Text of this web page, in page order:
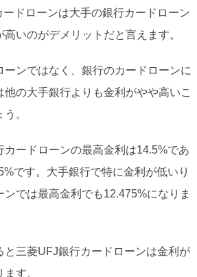
ドローンは大手の銀行カードローン
いのがデメリットだと言えます。
ンではなく、銀行のカードローンに
の大手銀行よりも金利がやや高いこ
。
カードローンの最高金利は14.5%であ
です。大手銀行で特に金利が低いり
では最高金利でも12.475%になりま
と三菱UFJ銀行カードローンは金利が
す。